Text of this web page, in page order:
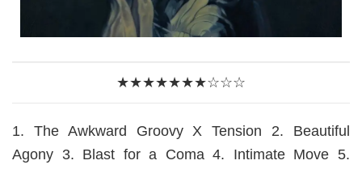
★★★★★★★☆☆☆
1. The Awkward Groovy X Tension 2. Beautiful
Agony 3. Blast for a Coma 4. Intimate Move 5.